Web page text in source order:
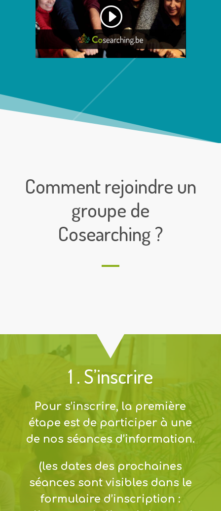
Comment rejoindre un
groupe de
Cosearching ?
1 . S’inscrire
Pour s’inscrire, la première
étape est de participer à une
de nos séances d’information.
(les dates des prochaines
séances sont visibles dans le
formulaire d’inscription :